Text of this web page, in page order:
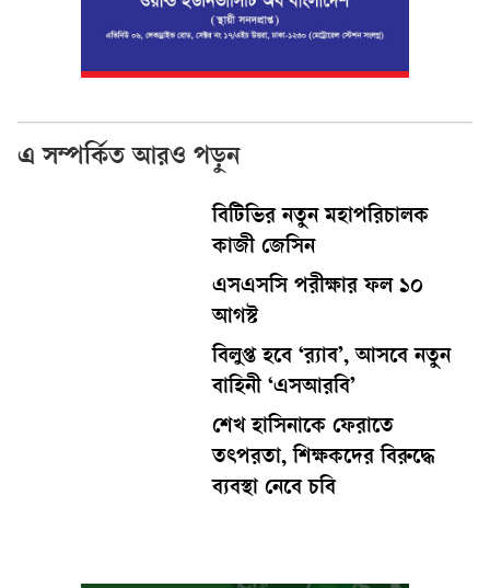
এ সম্পর্কিত আরও পড়ুন
বিটিভির নতুন মহাপরিচালক
কাজী জেসিন
এসএসসি পরীক্ষার ফল ১০
আগস্ট
বিলুপ্ত হবে ‘র‍্যাব’, আসবে নতুন
বাহিনী ‘এসআরবি’
শেখ হাসিনাকে ফেরাতে
তৎপরতা, শিক্ষকদের বিরুদ্ধে
ব্যবস্থা নেবে চবি